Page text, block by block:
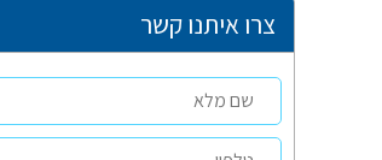
צרו איתנו קשר